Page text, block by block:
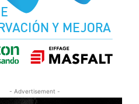
- Advertisement -